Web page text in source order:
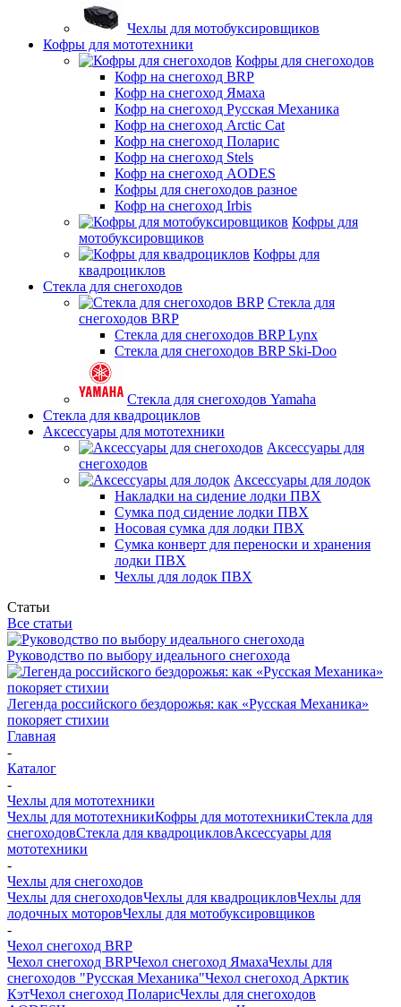
Чехлы для мотобуксировщиков
Кофры для мототехники
Кофры для снегоходов
Кофр на снегоход BRP
Кофр на снегоход Ямаха
Кофр на снегоход Русская Механика
Кофр на снегоход Arctic Cat
Кофр на снегоход Поларис
Кофр на снегоход Stels
Кофр на снегоход AODES
Кофры для снегоходов разное
Кофр на снегоход Irbis
Кофры для
мотобуксировщиков
Кофры для
квадроциклов
Стекла для снегоходов
Стекла для
снегоходов BRP
Стекла для снегоходов BRP Lynx
Стекла для снегоходов BRP Ski-Doo
Стекла для снегоходов Yamaha
Стекла для квадроциклов
Аксессуары для мототехники
Аксессуары для
снегоходов
Аксессуары для лодок
Накладки на сидение лодки ПВХ
Сумка под сидение лодки ПВХ
Носовая сумка для лодки ПВХ
Сумка конверт для переноски и хранения
лодки ПВХ
Чехлы для лодок ПВХ
Статьи
Все статьи
Руководство по выбору идеального снегохода
Легенда российского бездорожья: как «Русская Механика»
покоряет стихии
Главная
-
Каталог
-
Чехлы для мототехники
Чехлы для мототехникиКофры для мототехникиСтекла для
снегоходовСтекла для квадроцикловАксессуары для
мототехники
-
Чехлы для снегоходов
Чехлы для снегоходовЧехлы для квадроцикловЧехлы для
лодочных моторовЧехлы для мотобуксировщиков
-
Чехол снегоход BRP
Чехол снегоход BRPЧехол снегоход ЯмахаЧехлы для
снегоходов "Русская Механика"Чехол снегоход Арктик
КэтЧехол снегоход ПоларисЧехлы для снегоходов